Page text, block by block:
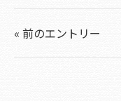
« 前のエントリー